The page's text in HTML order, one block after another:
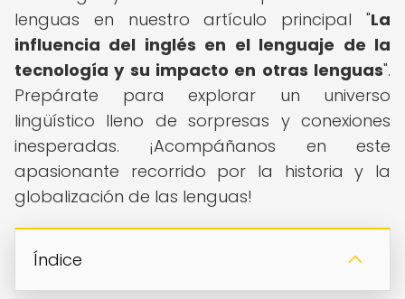
lenguas en nuestro artículo principal "La
influencia del inglés en el lenguaje de la
tecnología y su impacto en otras lenguas".
Prepárate para explorar un universo
lingüístico lleno de sorpresas y conexiones
inesperadas. ¡Acompáñanos en este
apasionante recorrido por la historia y la
globalización de las lenguas!
Índice